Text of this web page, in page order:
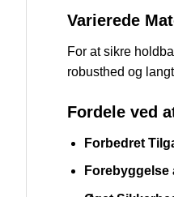
Varierede
For at sikre
robusthed og
Fordele ved
Forbedret
Forebyggelse